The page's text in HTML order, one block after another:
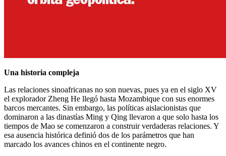
Una historia compleja
Las relaciones sinoafricanas no son nuevas, pues ya en el siglo XV
el explorador Zheng He llegó hasta Mozambique con sus enormes
barcos mercantes. Sin embargo, las políticas aislacionistas que
dominaron a las dinastías Ming y Qing llevaron a que solo hasta los
tiempos de Mao se comenzaron a construir verdaderas relaciones. Y
esa ausencia histórica definió dos de los parámetros que han
marcado los avances chinos en el continente negro.